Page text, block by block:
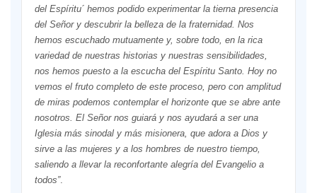
del Espíritu´hemos podido experimentar la tierna presencia
del Señor y descubrir la belleza de la fraternidad. Nos
hemos escuchado mutuamente y, sobre todo, en la rica
variedad de nuestras historias y nuestras sensibilidades,
nos hemos puesto a la escucha del Espíritu Santo. Hoy no
vemos el fruto completo de este proceso, pero con amplitud
de miras podemos contemplar el horizonte que se abre ante
nosotros. El Señor nos guiará y nos ayudará a ser una
Iglesia más sinodal y más misionera, que adora a Dios y
sirve a las mujeres y a los hombres de nuestro tiempo,
saliendo a llevar la reconfortante alegría del Evangelio a
todos”.